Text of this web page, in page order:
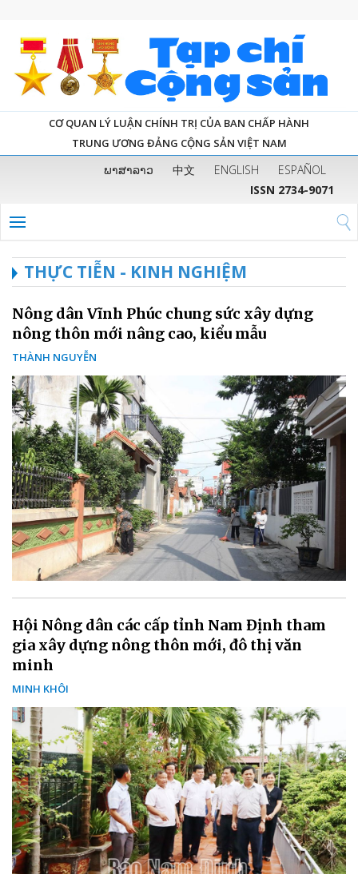
CƠ QUAN LÝ LUẬN CHÍNH TRỊ CỦA BAN CHẤP HÀNH
TRUNG ƯƠNG ĐẢNG CỘNG SẢN VIỆT NAM
ພາສາລາວ 中文 ENGLISH
ESPAÑOL
ISSN 2734-9071
THỰC TIỄN - KINH NGHIỆM
Nông dân Vĩnh Phúc chung sức xây dựng
nông thôn mới nâng cao, kiểu mẫu
THÀNH NGUYỄN
Hội Nông dân các cấp tỉnh Nam Định tham
gia xây dựng nông thôn mới, đô thị văn
minh
MINH KHÔI